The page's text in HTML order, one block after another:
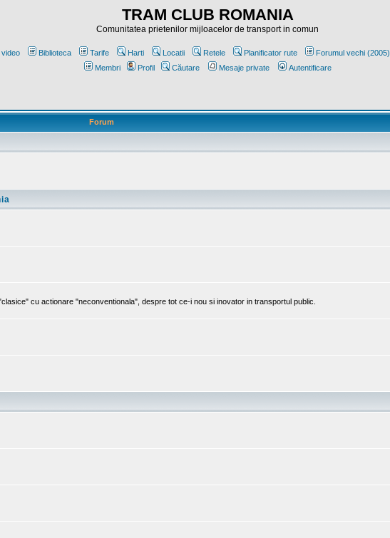
TRAM CLUB ROMANIA
Comunitatea prietenilor mijloacelor de transport in comun
Biblioteca Tarife Harti Locatii Retele Planificator rute Forumul vechi (2005)
Membri
Profil Căutare Mesaje private Autentificare
Forum
cu actionare "neconventionala", despre tot ce-i nou si inovator in transportul public.